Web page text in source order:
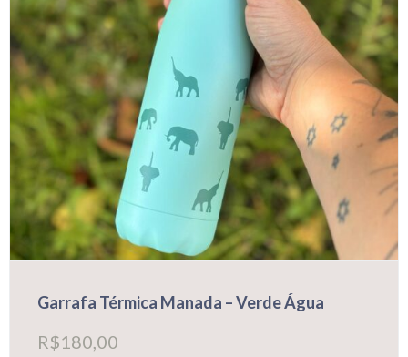
Garrafa Térmica Manada – Verde Água
R$180,00